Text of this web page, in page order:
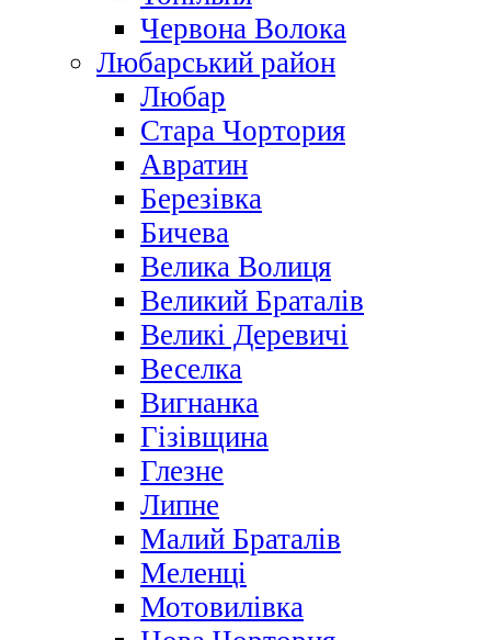
Червона Волока
Любарський район
Любар
Стара Чортория
Авратин
Березівка
Бичева
Велика Волиця
Великий Браталів
Великі Деревичі
Веселка
Вигнанка
Гізівщина
Глезне
Липне
Малий Браталів
Меленці
Мотовилівка